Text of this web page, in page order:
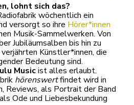
lohnt sich das?
wöchentlich ein
versorgt so ihre Hörer*innen
Musik-Sammelwerken. Von
Jubiläumsalben bis hin zu
Künstler*innen, die
Bedeutung sind.
Musicist alles erlaubt.
hörenswertfindet wird in
Reviews, als Portrait der Band
Ode und Liebesbekundung